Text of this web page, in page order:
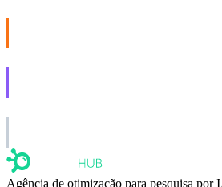
Agência de otimização para pesquisa por